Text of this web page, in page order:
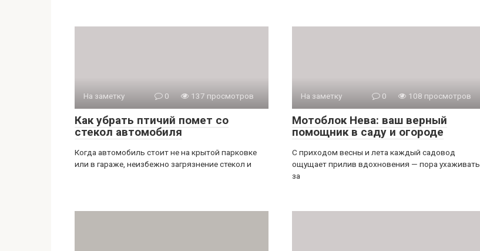
На заметку 0 137 просмотров
Как убрать птичий помет со
стекол автомобиля
Когда автомобиль стоит не на крытой парковке
или в гараже, неизбежно загрязнение стекол и
На заметку 0 108 просмотров
Мотоблок Нева: ваш верный
помощник в саду и огороде
С приходом весны и лета каждый садовод
ощущает прилив вдохновения — пора ухаживать
за